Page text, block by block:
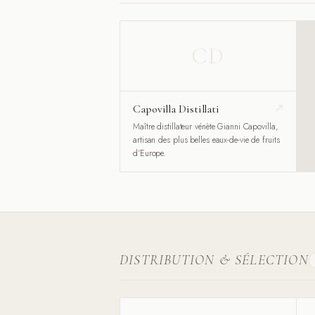
CD
Capovilla Distillati
Maître distillateur vénète Gianni Capovilla,
artisan des plus belles eaux-de-vie de fruits
d'Europe.
DISTRIBUTION & SÉLECTION